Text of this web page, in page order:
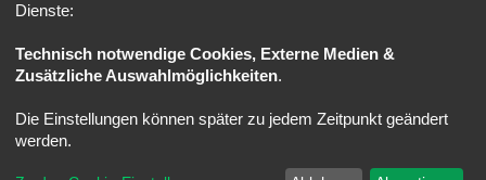
1 4 Nächste
Foren-Übersicht Alle Zeiten sindUTC+02:00
® Forum Software © phpBB Limited
Dienste:
Technisch notwendige Cookies, Externe Medien &
Zusätzliche Auswahlmöglichkeiten.
Die Einstellungen können später zu jedem Zeitpunkt geändert
werden.